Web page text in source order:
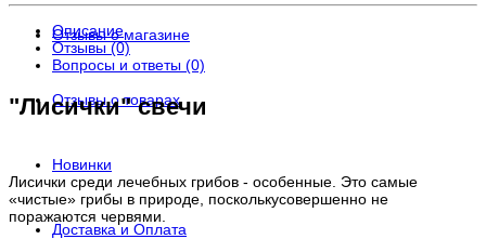
Отзывы о магазине
Отзывы о товарах
Новинки
Доставка и Оплата
Описание
Отзывы (0)
Вопросы и ответы (0)
"Лисички" свечи
Лисички среди лечебных грибов - особенные. Это самые
«чистые» грибы в природе, посколькусовершенно не
поражаются червями.